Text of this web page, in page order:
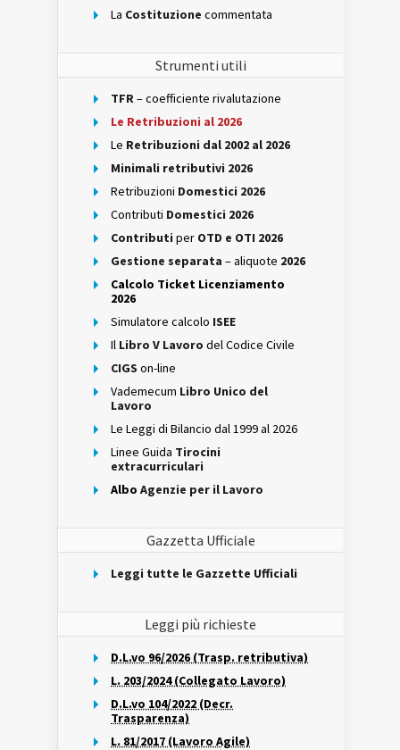
La Costituzione commentata
Strumenti utili
TFR– coefficiente rivalutazione
Le Retribuzioni al 2026
Le Retribuzioni dal 2002 al 2026
Minimali retributivi 2026
Retribuzioni Domestici 2026
Contributi Domestici 2026
Contributi per OTD e OTI 2026
Gestione separata – aliquote 2026
Calcolo Ticket Licenziamento
2026
Simulatore calcolo ISEE
Il Libro V Lavoro del Codice Civile
CIGS on-line
Vademecum Libro Unico del
Lavoro
Le Leggi di Bilancio dal 1999 al 2026
Linee Guida Tirocini
extracurriculari
Albo Agenzie per il Lavoro
Gazzetta Ufficiale
Leggi tutte le Gazzette Ufficiali
Leggi più richieste
D.L.vo 96/2026 (Trasp. retributiva)
L. 203/2024 (Collegato Lavoro)
D.L.vo 104/2022 (Decr.
Trasparenza)
L. 81/2017 (Lavoro Agile)